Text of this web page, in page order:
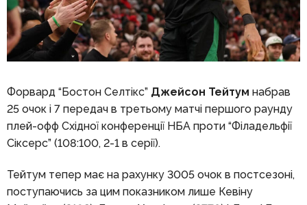
Форвард “Бостон Селтікс” Джейсон Тейтум набрав
25 очок і 7 передач в третьому матчі першого раунду
плей-офф Східної конференції НБА проти “Філадельфії
Сіксерс” (108:100, 2-1 в серії).
Тейтум тепер має на рахунку 3005 очок в постсезоні,
поступаючись за цим показником лише Кевіну